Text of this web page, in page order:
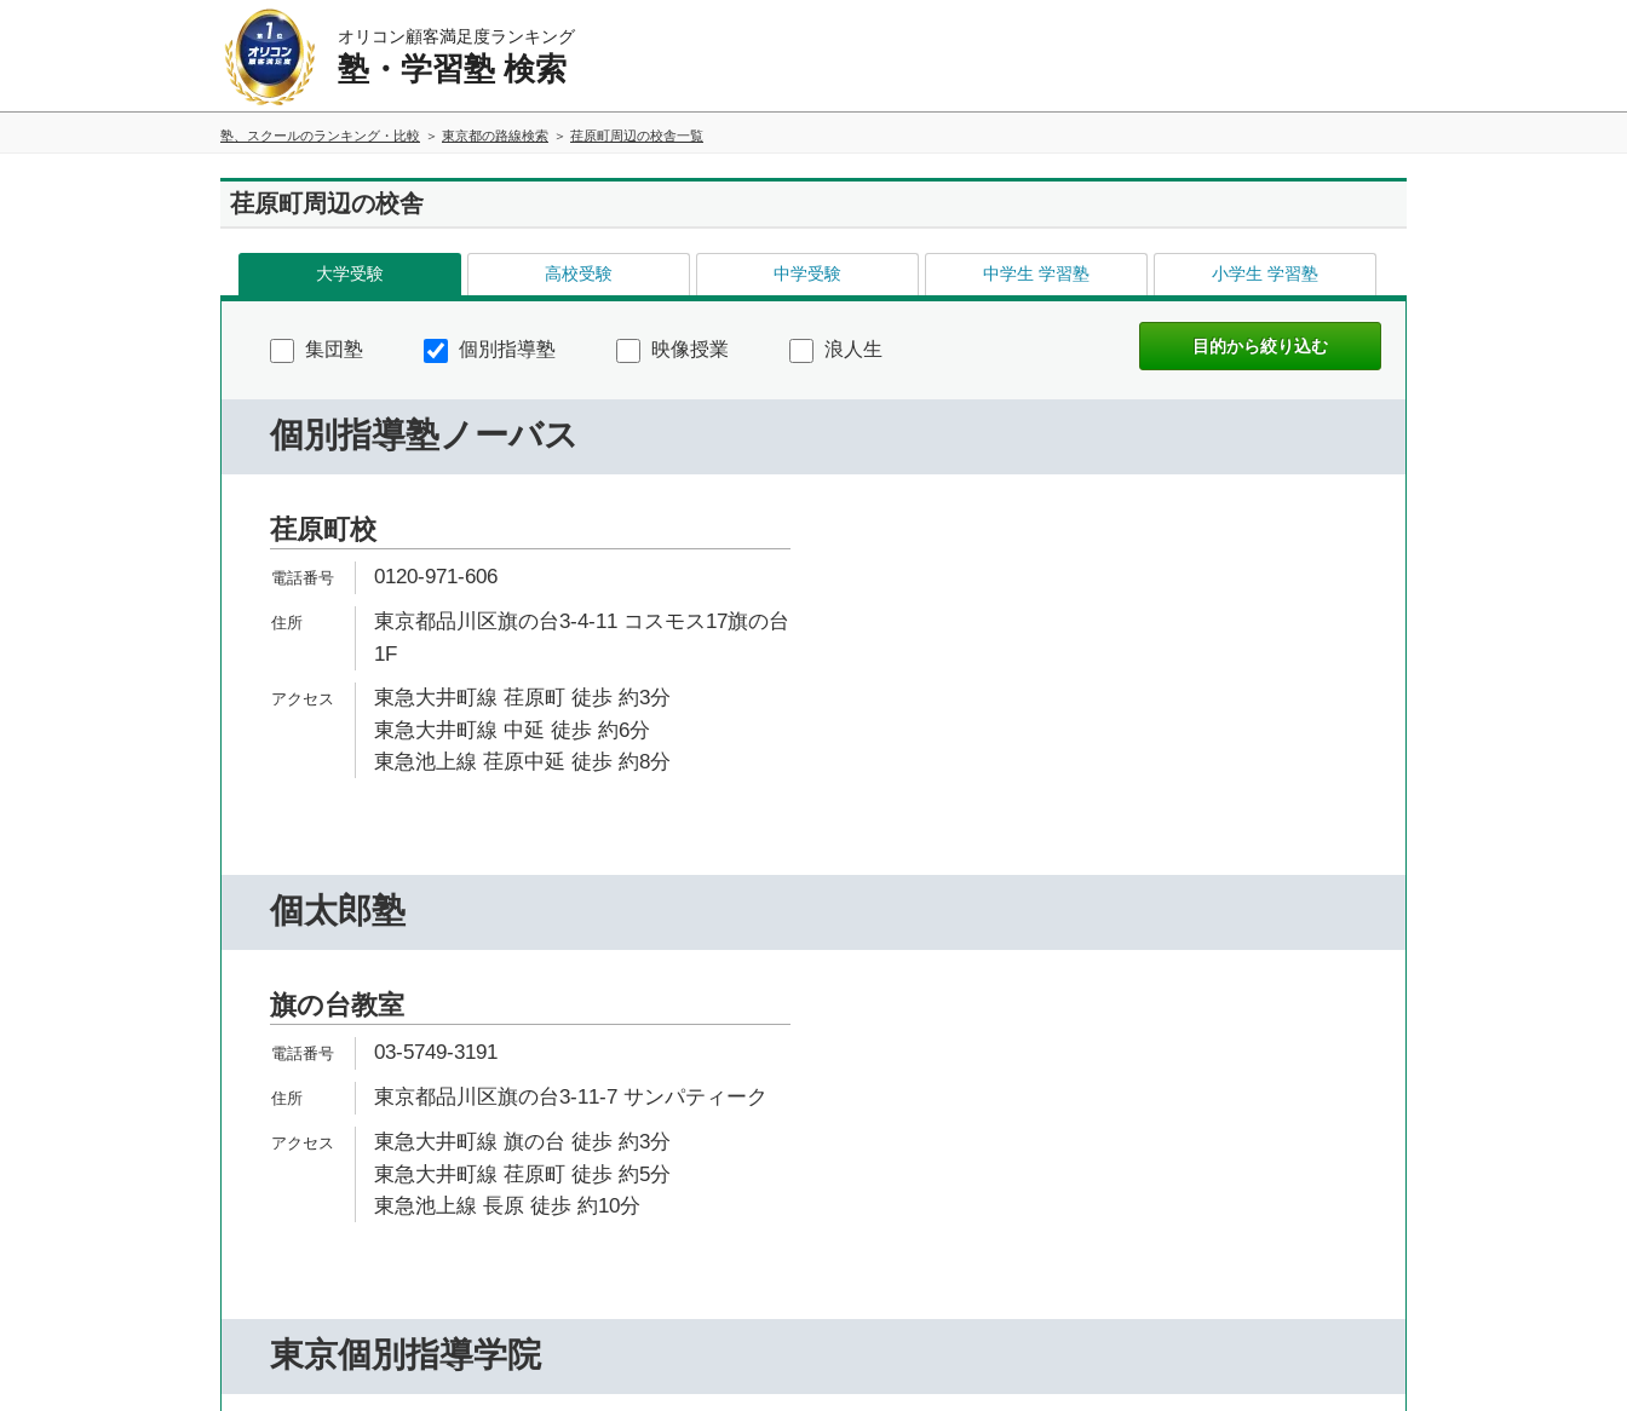
オリコン顧客満足度ランキング
塾・学習塾 検索
塾、スクールのランキング・比較 東京都の路線検索 荏原町周辺の校舎一覧
荏原町周辺の校舎
大学受験 高校受験 中学受験 中学生 学習塾 小学生 学習塾
集団塾 個別指導塾 映像授業 浪人生
個別指導塾ノーバス
荏原町校
0120-971-606
東京都品川区旗の台3-4-11 コスモス17旗の台
1F
東急大井町線 荏原町 徒歩 約3分
東急大井町線 中延 徒歩 約6分
東急池上線 荏原中延 徒歩 約8分
個太郎塾
旗の台教室
03-5749-3191
東京都品川区旗の台3-11-7 サンパティーク
東急大井町線 旗の台 徒歩 約3分
東急大井町線 荏原町 徒歩 約5分
東急池上線 長原 徒歩 約10分
東京個別指導学院